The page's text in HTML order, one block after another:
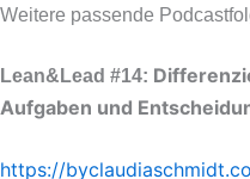
Weitere passende
Lean&Lead #14:
Aufgaben und
https://